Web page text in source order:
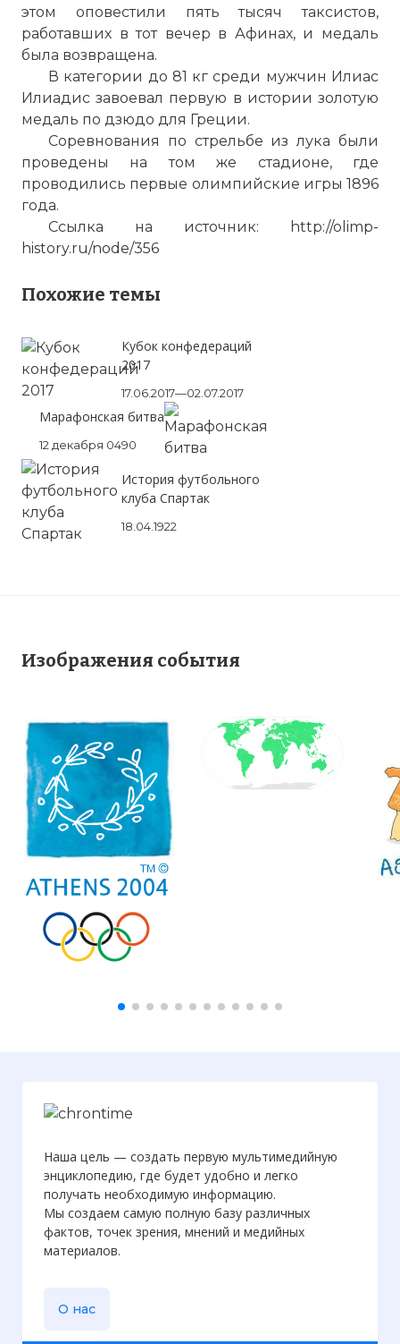
этом оповестили пять тысяч таксистов,
работавших в тот вечер в Афинах, и медаль
была возвращена.
В категории до 81 кг среди мужчин Илиас
Илиадис завоевал первую в истории золотую
медаль по дзюдо для Греции.
Соревнования по стрельбе из лука были
проведены на том же стадионе, где
проводились первые олимпийские игры 1896
года.
Ссылка на источник: http://olimp-
history.ru/node/356
Похожие темы
Кубок конфедераций
2017
17.06.2017—02.07.2017
Марафонская битва
12 декабря 0490
История футбольного
клуба Спартак
18.04.1922
Изображения события
Вернуться в статью:
Олимпийские игры
Наша цель — создать первую мультимедийную
энциклопедию, где будет удобно и легко
получать необходимую информацию.
Мы создаем самую полную базу различных
фактов, точек зрения, мнений и медийных
материалов.
О нас